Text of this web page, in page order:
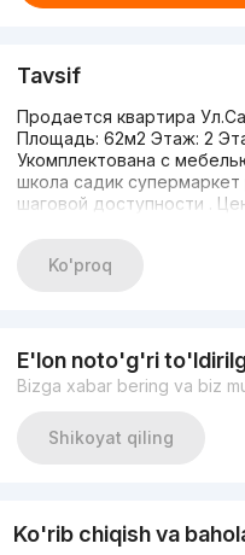
Tavsif
Продается квартира
Площадь: 62м2 Этаж: 2
Укомплектована с
школа садик супермаркет
шаговой доступности .
Ko'proq
E'lon noto'g'ri
Bizga xabar bering va biz
Shikoyat qiling
Ko'rib chiqish va